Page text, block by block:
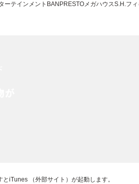
ーテインメント BANPRESTOメガハウスS.H.フ
とiTunes （外部サイト）が起動します。